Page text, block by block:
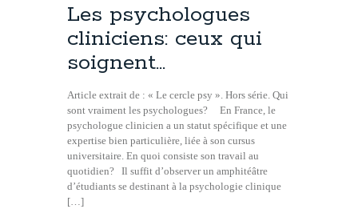
Les psychologues
cliniciens: ceux qui
soignent…
Article extrait de : « Le cercle psy ». Hors série. Qui
sont vraiment les psychologues? En France, le
psychologue clinicien a un statut spécifique et une
expertise bien particulière, liée à son cursus
universitaire. En quoi consiste son travail au
quotidien? Il suffit d’observer un amphitéâtre
d’étudiants se destinant à la psychologie clinique
[…]